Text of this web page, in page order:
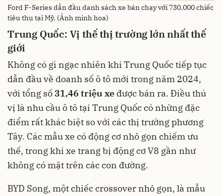
Ford F-Series dẫn đầu danh sách xe bán chạy với 730.000 chiếc
tiêu thụ tại Mỹ. (Ảnh minh họa)
Trung Quốc: Vị thế thị trường lớn nhất thế
giới
Không có gì ngạc nhiên khi Trung Quốc tiếp tục
dẫn đầu về doanh số ô tô mới trong năm 2024,
với tổng số 31,46 triệu xe được bán ra. Điều thú
vị là nhu cầu ô tô tại Trung Quốc có những đặc
điểm rất khác biệt so với các thị trường phương
Tây. Các mẫu xe có động cơ nhỏ gọn chiếm ưu
thế, trong khi xe trang bị động cơ V8 gần như
không có mặt trên các con đường.
BYD Song, một chiếc crossover nhỏ gọn, là mẫu